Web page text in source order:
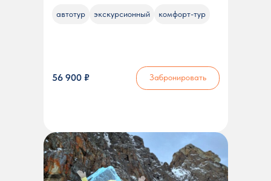
автотур экскурсионный комфорт-тур
56 900 ₽ Забронировать